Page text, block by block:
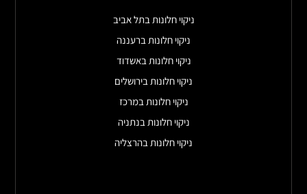
ניקוי חלונות בתל אביב
ניקוי חלונות ברעננה
ניקוי חלונות באשדוד
ניקוי חלונות בירושלים
ניקוי חלונות במרכז
ניקוי חלונות בנתניה
ניקוי חלונות בהרצליה